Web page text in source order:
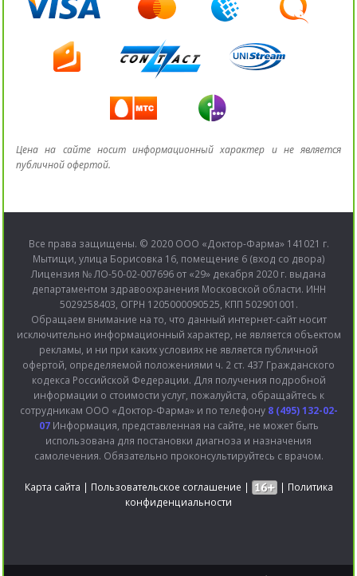
Цена на сайте носит информационный характер и не является
публичной офертой.
Все права защищены. © 2020 ООО «Доктор-Фарма» 141021 г.
Мытищи, улица Борисовка 16, помещение 6 (вход со двора)
Лицензия № ЛО-50-02-007696 от «29» декабря 2020 г. выдана
департаментом здравоохранения Московской области. ИНН
5029258403, ОГРН 1205000090525, КПП 502901001.
Обращаем внимание на то, что данный интернет-сайт носит
исключительно информационный характер, не является объектом
рекламы, и ни при каких условиях не является публичной
офертой, определяемой положениями ч. 2 ст. 437 Гражданского
кодекса Российской Федерации. Для получения подробной
информации о стоимости услуг, пожалуйста, обращайтесь к
сотрудникам ООО «Доктор-Фарма» и по телефону 8 (495) 132-02-
07Информация, представленная на сайте, не может быть
использована для постановки диагноза и назначения
самолечения. Обязательно проконсультируйтесь с врачом.
Карта сайта | Пользовательское соглашение | | Политика
конфиденциальности